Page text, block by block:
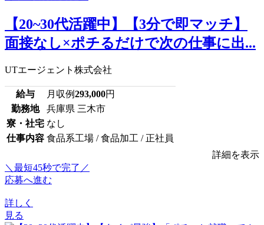
【20~30代活躍中】【3分で即マッチ】
面接なし×ポチるだけで次の仕事に出...
UTエージェント株式会社
給与 月収例293,000円
勤務地
兵庫県 三木市
寮・社宅 なし
仕事内容 食品系工場 / 食品加工 / 正社員
詳細を表示
＼最短45秒で完了／
応募へ進む
詳しく
見る